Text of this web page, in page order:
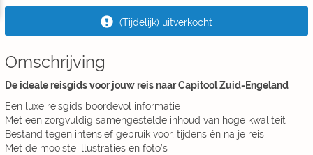
(Tijdelijk) uitverkocht
Omschrijving
De ideale reisgids voor jouw reis naar Capitool Zuid-Engeland
Een luxe reisgids boordevol informatie
Met een zorgvuldig samengestelde inhoud van hoge kwaliteit
Bestand tegen intensief gebruik voor, tijdens én na je reis
Met de mooiste illustraties en foto’s